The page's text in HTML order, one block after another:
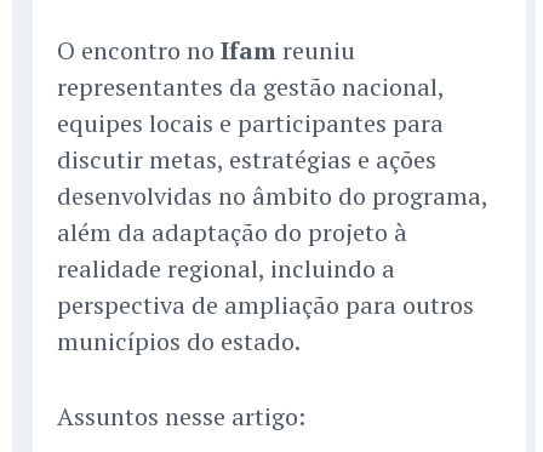
O encontro no Ifamreuniu
representantes da gestão nacional,
equipes locais e participantes para
discutir metas, estratégias e ações
desenvolvidas no âmbito do programa,
além da adaptação do projeto à
realidade regional, incluindo a
perspectiva de ampliação para outros
municípios do estado.
Assuntos nesse artigo: